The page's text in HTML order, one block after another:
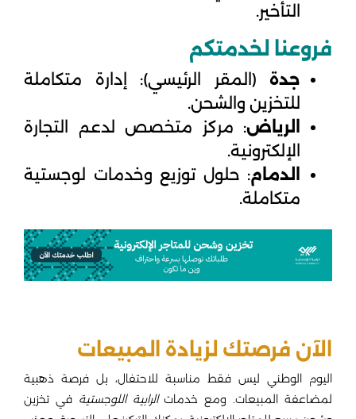
التأخير.
فروعنا لخدمتكم
جدة (المقر الرئيسي): إدارة متكاملة
للتخزين والشحن.
الرياض: مركز متخصص لدعم التجارة
الإلكترونية.
الدمام: حلول توزيع وخدمات لوجستية
متكاملة.
الآن فرصتك لزيادة المبيعات
اليوم الوطني ليس فقط مناسبة للاحتفال، بل فرصة ذهبية
لمضاعفة المبيعات. ومع خدماتالرابية اللوجستية في تخزين